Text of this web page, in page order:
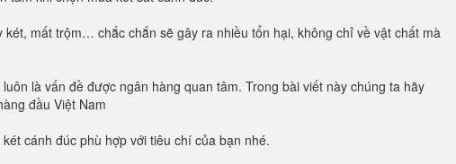
mất trộm… chắc chắn sẽ gây ra nhiều tổn hại, không chỉ về vật chất mà
là vấn đề được ngân hàng quan tâm. Trong bài viết này chúng ta hãy
đầu Việt Nam
cánh đúc phù hợp với tiêu chí của bạn nhé.